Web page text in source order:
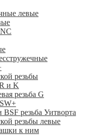
левые
резьбы
и K
резьба G
+
резьба Уитворта
резьбы левые
к ним